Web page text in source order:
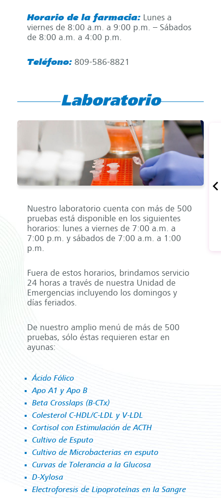
Horario de la farmacia: Lunes a
viernes de 8:00 a.m. a 9:00 p.m. – Sábados
de 8:00 a.m. a 4:00 p.m.
Teléfono: 809-586-8821
Laboratorio
Nuestro laboratorio cuenta con más de 500
pruebas está disponible en los siguientes
horarios: lunes a viernes de 7:00 a.m. a
7:00 p.m. y sábados de 7:00 a.m. a 1:00
p.m.
Fuera de estos horarios, brindamos servicio
24 horas a través de nuestra Unidad de
Emergencias incluyendo los domingos y
días feriados.
De nuestro amplio menú de más de 500
pruebas, sólo éstas requieren estar en
ayunas:
Ácido Fólico
Apo A1 y Apo B
Beta Crosslaps (B-CTx)
Colesterol C-HDL/C-LDL y V-LDL
Cortisol con Estimulación de ACTH
Cultivo de Esputo
Cultivo de Microbacterias en esputo
Curvas de Tolerancia a la Glucosa
D-Xylosa
Electroforesis de Lipoproteínas en la Sangre